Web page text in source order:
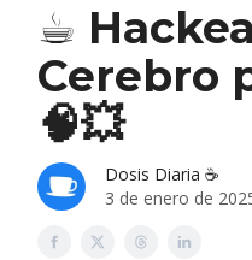
☕
Cerebro
🧠💥
Dosis Diaria ☕️
3 de enero de